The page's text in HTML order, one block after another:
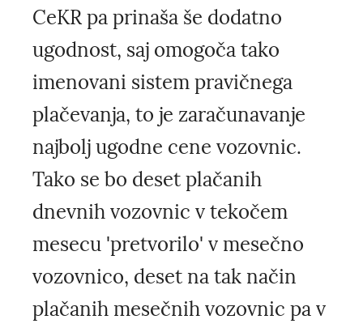
CeKR pa prinaša še dodatno
ugodnost, saj omogoča tako
imenovani sistem pravičnega
plačevanja, to je zaračunavanje
najbolj ugodne cene vozovnic.
Tako se bo deset plačanih
dnevnih vozovnic v tekočem
mesecu 'pretvorilo' v mesečno
vozovnico, deset na tak način
plačanih mesečnih vozovnic pa v